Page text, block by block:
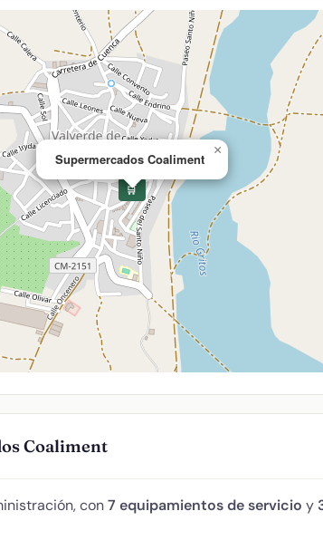
🛒
Supermercados Coaliment
×
Coaliment
con7 equipamientos de servicio y